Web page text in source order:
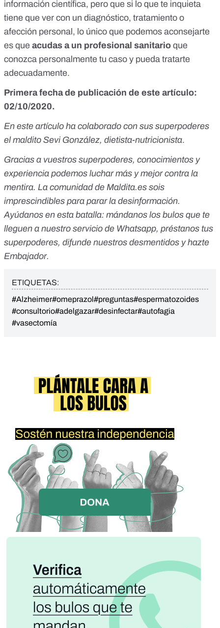
información científica, pero que si lo que te inquieta
tiene que ver con un diagnóstico, tratamiento o
afección personal, lo único que podemos aconsejarte
es que acudas a un profesional sanitario que
conozca personalmente tu caso y pueda tratarte
adecuadamente.
Primera fecha de publicación de este artículo:
02/10/2020.
En este artículo ha colaborado con sus superpoderes
el maldito Sevi González, dietista-nutricionista.
Gracias a vuestros superpoderes, conocimientos y
experiencia podemos luchar más y mejor contra la
mentira. La comunidad de Maldita.es sois
imprescindibles para parar la desinformación.
Ayúdanos en esta batalla: mándanos los bulos que te
lleguen a nuestro servicio de Whatsapp, préstanos tus
superpoderes, difunde nuestros desmentidos yhazte
Embajador.
ETIQUETAS:
#Alzheimer#omeprazol#preguntas#espermatozoides
#consultorio#adelgazar#desinfectar#autofagia
#vasectomía